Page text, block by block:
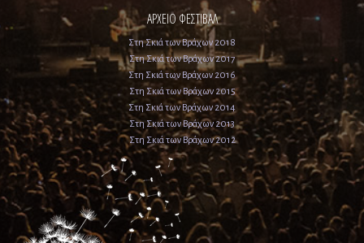
ΑΡΧΕΙΟ ΦΕΣΤΙΒΑΛ
Στη Σκιά των Βράχων 2018
Στη Σκιά των Βράχων 2017
Στη Σκιά των Βράχων 2016
Στη Σκιά των Βράχων 2015
Στη Σκιά των Βράχων 2014
Στη Σκιά των Βράχων 2013
Στη Σκιά των Βράχων 2012